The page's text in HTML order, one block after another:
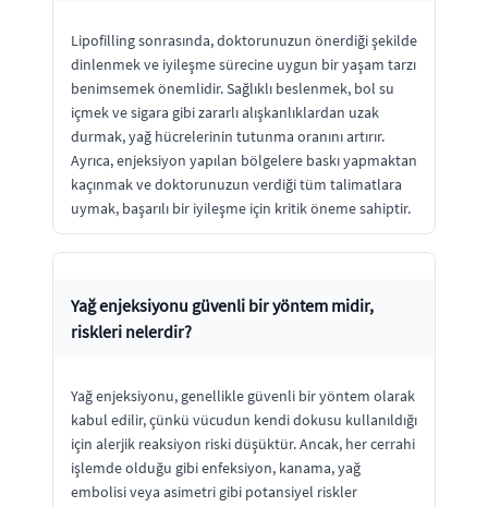
Lipofilling sonrasında, doktorunuzun önerdiği şekilde
dinlenmek ve iyileşme sürecine uygun bir yaşam tarzı
benimsemek önemlidir. Sağlıklı beslenmek, bol su
içmek ve sigara gibi zararlı alışkanlıklardan uzak
durmak, yağ hücrelerinin tutunma oranını artırır.
Ayrıca, enjeksiyon yapılan bölgelere baskı yapmaktan
kaçınmak ve doktorunuzun verdiği tüm talimatlara
uymak, başarılı bir iyileşme için kritik öneme sahiptir.
Yağ enjeksiyonu güvenli bir yöntem midir,
riskleri nelerdir?
Yağ enjeksiyonu, genellikle güvenli bir yöntem olarak
kabul edilir, çünkü vücudun kendi dokusu kullanıldığı
için alerjik reaksiyon riski düşüktür. Ancak, her cerrahi
işlemde olduğu gibi enfeksiyon, kanama, yağ
embolisi veya asimetri gibi potansiyel riskler